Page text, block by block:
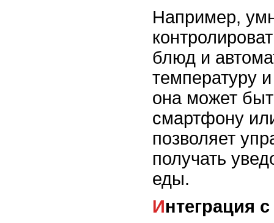
Например,
блюд и
температуру
она может
смартфону
позволяет
получать
еды.